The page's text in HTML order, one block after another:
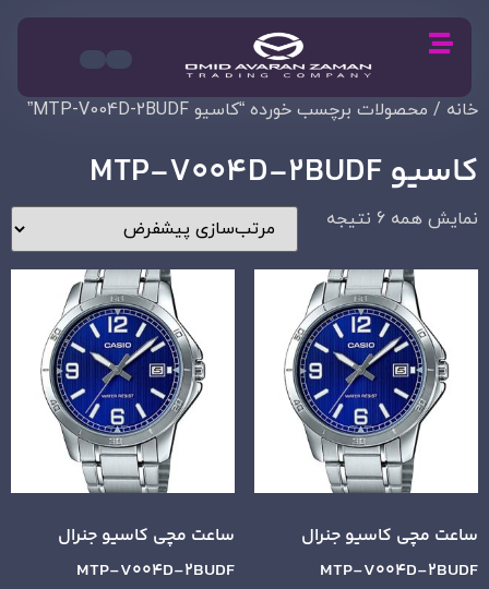
خانه / محصولات برچسب خورده “کاسیو MTP-V004D-2BUDF”
کاسیو MTP-V004D-2BUDF
نمایش همه 6 نتیجه
ساعت مچی کاسیو جنرال
MTP-V004D-2BUDF
ساعت مچی کاسیو جنرال
MTP-V004D-2BUDF